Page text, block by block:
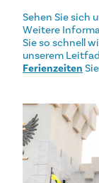
Sehen Sie sich
Weitere
Sie so schnell
unserem
Ferienzeiten